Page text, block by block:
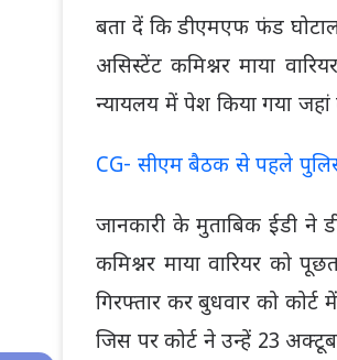
बता दें कि डीएमएफ फंड
असिस्टेंट कमिश्नर माया
न्यायलय में पेश किया गया
CG- सीएम बैठक से पहले
जानकारी के मुताबिक ईडी ने
कमिश्नर माया वारियर को
गिरफ्तार कर बुधवार को
जिस पर कोर्ट ने उन्हें 23